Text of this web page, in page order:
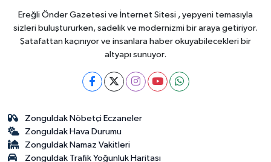
Ereğli Önder Gazetesi ve İnternet Sitesi , yepyeni temasıyla
sizleri buluştururken, sadelik ve modernizmi bir araya getiriyor.
Şatafattan kaçınıyor ve insanlara haber okuyabilecekleri bir
altyapı sunuyor.
Zonguldak Nöbetçi Eczaneler
Zonguldak Hava Durumu
Zonguldak Namaz Vakitleri
Zonguldak Trafik Yoğunluk Haritası